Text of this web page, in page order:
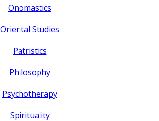
Onomastics
Oriental Studies
Patristics
Philosophy
Psychotherapy
Spirituality